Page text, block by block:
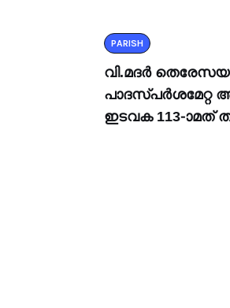
PARISH
വി.മദർ
പാദസ്പർശമേറ്റ
ഇടവക 113-ാമത്